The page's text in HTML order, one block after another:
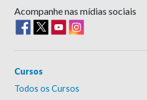
Acompanhe nas mídias sociais
Cursos
Todos os Cursos